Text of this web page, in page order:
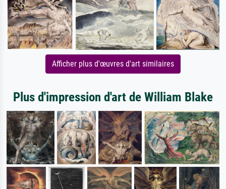
Afficher plus d'œuvres d'art similaires
Plus d'impression d'art de William Blake